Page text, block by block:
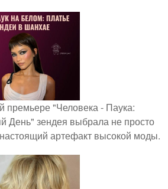
премьере "Человека - Паука:
зендея выбрала не просто
артефакт высокой моды.